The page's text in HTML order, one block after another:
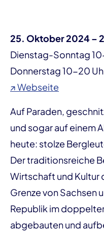
25. Oktober 2024 –
Dienstag-Sonntag
Donnerstag 10-20
↗ Webseite
Auf Paraden,
und sogar auf einem
heute: stolze
Der traditionsreiche
Wirtschaft und Kultur
Grenze von Sachsen
Republik im
abgebauten und